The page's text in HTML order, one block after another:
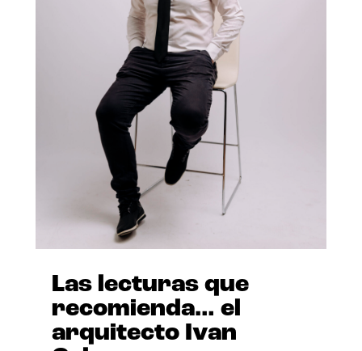
Las lecturas que
recomienda… el
arquitecto Ivan